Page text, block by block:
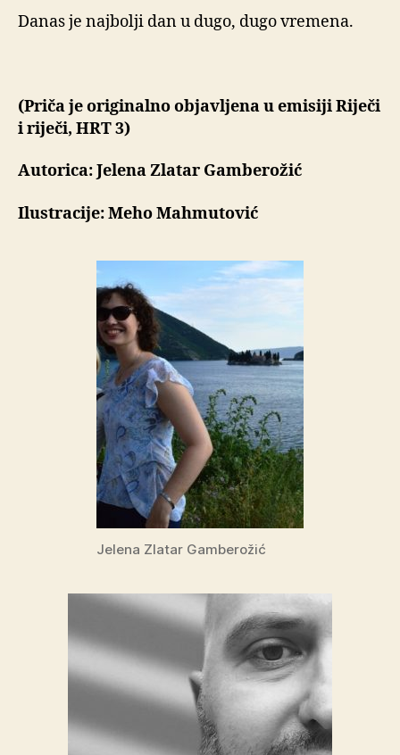
Danas je najbolji dan u dugo, dugo vremena.
(Priča je originalno objavljena u emisiji Riječi
i riječi, HRT 3)
Autorica: Jelena Zlatar Gamberožić
Ilustracije: Meho Mahmutović
Jelena Zlatar Gamberožić